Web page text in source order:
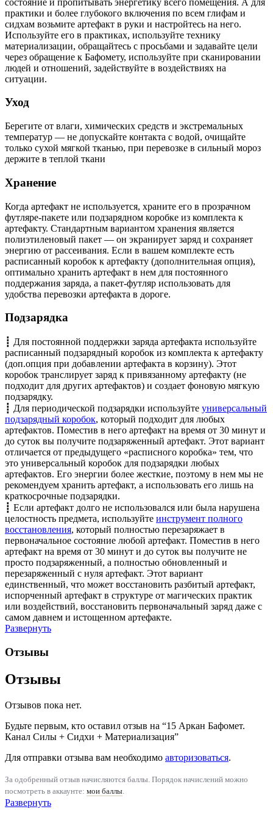
практики и более глубокого включения по всем глифам и
сидхам возьмите артефакт в руки и настройтесь на него.
Используйте его в практиках, используйте технику
материализации, обращайтесь с просьбами и задавайте цели
через обращение к Бафомету, используйте при сканировании
людей и отношений, задействуйте в воздействиях на
ситуации.
Уход
Берегите от влаги, химических средств и экстремальных
температур — не допускайте контакта с водой, очищайте
только сухой мягкой тканью, при перевозке в сильный мороз
держите в теплой ткани
Хранение
Когда артефакт не используется, храните его в прозрачном
футляре-пакете или подзарядном коробке из комплекта к
артефакту. Стандартным вариантом хранения является
полиэтиленовый пакет — он экранирует заряд и сохраняет
энергию от рассеивания. Если в вашем комплекте есть
расписанный коробок к артефакту (дополнительная опция),
оптимально хранить артефакт в нем для постоянного
поддержания заряда, а пакет-футляр использовать для
удобства перевозки артефакта в дороге.
Подзарядка
┋ Для постоянной поддержки заряда артефакта используйте
расписанный подзарядный коробок из комплекта к артефакту
(доп.опция при добавлении артефакта в корзину). Этот
коробок транслирует заряд к привязанному артефакту (не
подходит для других артефактов) и создает фоновую мягкую
подзарядку.
┋ Для периодической подзарядки используйте универсальный
подзарядный коробок, который подходит для любых
артефактов. Поместив в него артефакт на время от 30 минут и
до суток вы получите подзаряженный артефакт. Этот вариант
отличается от предыдущего «расписного коробка» тем, что
это универсальный коробок для подзарядки любых
артефактов. Его энергии более жесткие, поэтому в нем мы не
рекомендуем хранить артефакт, а использовать его лишь на
краткосрочные подзарядки.
┋ Если артефакт долго не использовался или была нарушена
целостность предмета, используйте инструмент полного
восстановления, который полностью перезаряжает в
первоначальное состояние любой артефакт. Поместив в него
артефакт на время от 30 минут и до суток вы получите не
просто подзаряженный, а полностью обновленный и
перезаряженный с нуля артефакт. Этот вариант
единственный, что может восстановить разбитый артефакт,
испорченный артефакт в структуре от магических практик
или воздействий, восстановить первоначальный заряд даже с
самом давнем и истощенном артефакте.
Развернуть
Отзывы
Отзывы
Отзывов пока нет.
Будьте первым, кто оставил отзыв на “15 Аркан Бафомет.
Канал Силы + Сидхи + Материализация”
Для отправки отзыва вам необходимо авторизоваться.
За одобренный отзыв начисляются баллы. Порядок начислений можно
посмотреть в аккаунте: мои баллы
Развернуть